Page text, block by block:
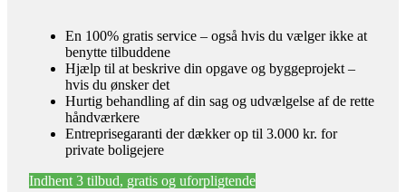
En 100% gratis service – også hvis du vælger ikke at
benytte tilbuddene
Hjælp til at beskrive din opgave og byggeprojekt –
hvis du ønsker det
Hurtig behandling af din sag og udvælgelse af de rette
håndværkere
Entreprisegaranti der dækker op til 3.000 kr. for
private boligejere
Indhent 3 tilbud, gratis og uforpligtende